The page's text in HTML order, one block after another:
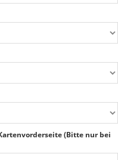
(Bitte nur bei